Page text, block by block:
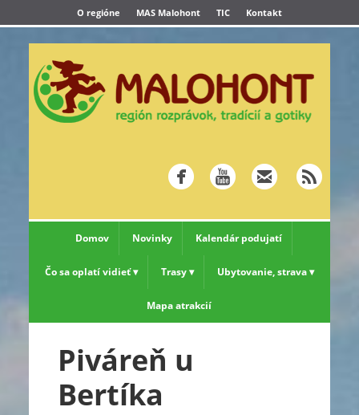
O regióne MAS Malohont TIC Kontakt
Domov Novinky Kalendár podujatí
Čo sa oplatí vidieť Trasy Ubytovanie, strava
Mapa atrakcií
Piváreň u
Bertíka